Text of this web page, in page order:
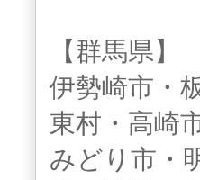
【群馬県】
伊勢崎市・
東村・高崎
みどり市・